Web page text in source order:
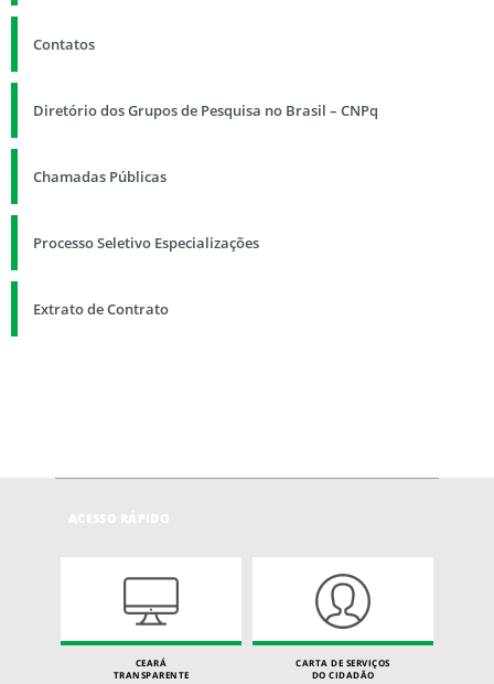
Contatos
Diretório dos Grupos de Pesquisa no Brasil – CNPq
Chamadas Públicas
Processo Seletivo Especializações
Extrato de Contrato
CEARÁ
TRANSPARENTE
CARTA DE SERVIÇOS
DO CIDADÃO